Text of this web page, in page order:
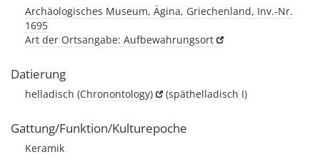
Archäologisches Museum, Ägina, Griechenland, Inv.-Nr.
1695
Art der Ortsangabe: Aufbewahrungsort
Datierung
helladisch (Chronontology) (späthelladisch I)
Gattung/Funktion/Kulturepoche
Keramik